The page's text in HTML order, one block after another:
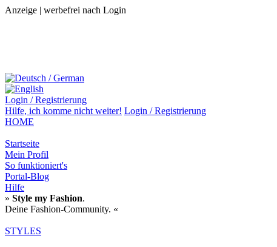
Anzeige | werbefrei nach Login
Login / Registrierung
Hilfe, ich komme nicht weiter! Login / Registrierung
HOME
Startseite
Mein Profil
So funktioniert's
Portal-Blog
Hilfe
» Style my Fashion.
Deine Fashion-Community. «
STYLES